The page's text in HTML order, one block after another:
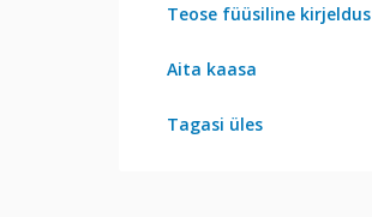
Teose füüsiline kirjeldus
Aita kaasa
Tagasi üles